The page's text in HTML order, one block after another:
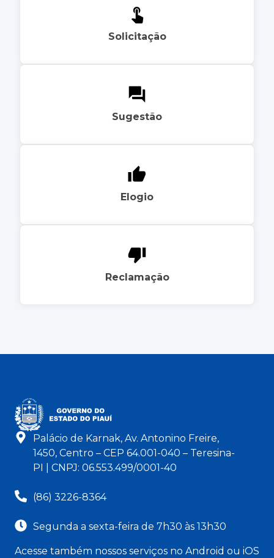
Solicitação
Sugestão
Elogio
Reclamação
Palácio de Karnak, Av. Antonino Freire,
1450, Centro – CEP 64.001-040 – Teresina-
PI | CNPJ: 06.553.499/0001-40
(86) 3226-8364
Segunda a sexta-feira de 7h30 às 13h30
Acesse também nossos serviços no Android ou iOS